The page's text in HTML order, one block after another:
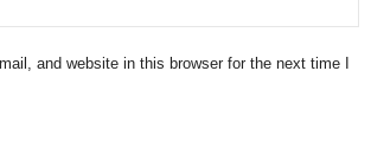
and website in this browser for the next time I